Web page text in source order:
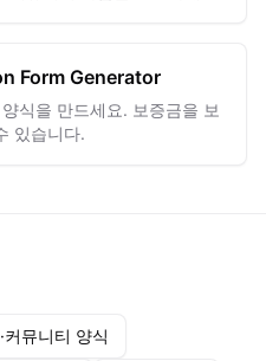
Form Generator
식을 만드세요. 보증금을 보
있습니다.
커뮤니티 양식